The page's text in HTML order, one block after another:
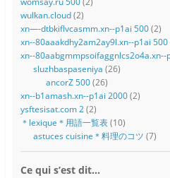
wulkan.cloud(2)
xn—-dtbkiflvcasmm.xn--p1ai 500(2)
xn--80aaakdhy2am2ay9l.xn--p1ai 500
xn--80aabgmmpsoifaggnlcs2o4a.xn--
sluzhbaspaseniya (26)
ancorZ 500(26)
xn--b1amash.xn--p1ai 2000(2)
ysftesisat.com 2(2)
＊lexique＊用語一覧表(10)
astuces cuisine＊料理のコツ (7)
Ce qui s’est dit…